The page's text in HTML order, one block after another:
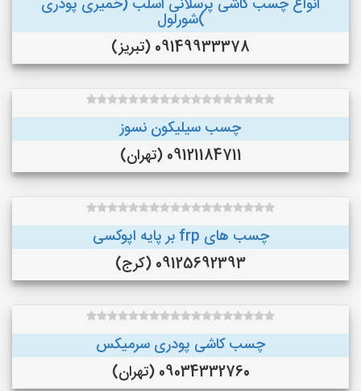
انواع چسب کاشی پرسلانی اسلب (خمیری پودری
)شورلول
09149933378 (تبریز)
چسب سیلیکون نسوز
09121184711 (تهران)
چسب های frp بر پایه اپوکسی
09125692393 (کرج)
چسب کاشی پودری سرمیکس
09034332760 (تهران)